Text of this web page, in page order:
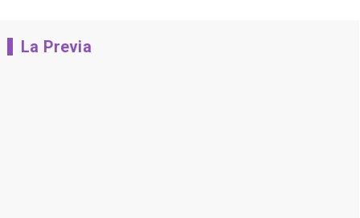
La Previa